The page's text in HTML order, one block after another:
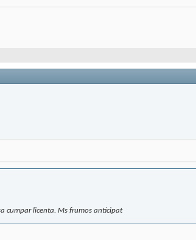
cumpar licenta. Ms frumos anticipat